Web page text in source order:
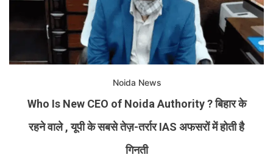
Noida News
Who Is New CEO of Noida Authority ? बिहार के
रहने वाले , यूपी के सबसे तेज़-तर्रार IAS अफसरों में होती है
गिनती